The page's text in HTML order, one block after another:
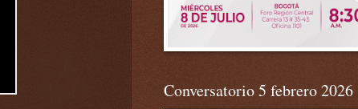
Conversatorio 5 febrero 2026